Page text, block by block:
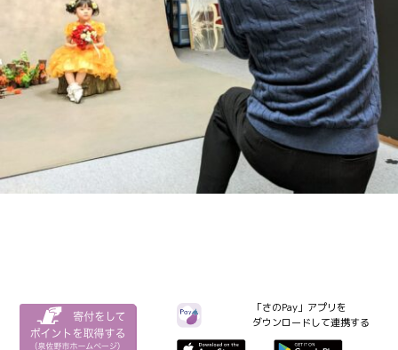
「さのPay」アプリを
ダウンロードして連携する